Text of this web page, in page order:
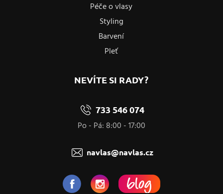
Péče o vlasy
Styling
Barvení
Pleť
NEVÍTE SI RADY?
733 546 074
Po - Pá: 8:00 - 17:00
navlas@navlas.cz